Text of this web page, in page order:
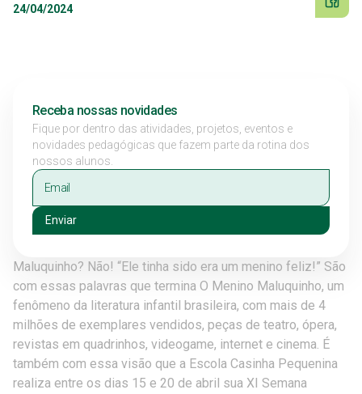
24/04/2024
Receba nossas novidades
Fique por dentro das atividades, projetos, eventos e
novidades pedagógicas que fazem parte da rotina dos
nossos alunos.
Enviar
Maluquinho? Não! “Ele tinha sido era um menino feliz!” São
com essas palavras que termina O Menino Maluquinho, um
fenômeno da literatura infantil brasileira, com mais de 4
milhões de exemplares vendidos, peças de teatro, ópera,
revistas em quadrinhos, videogame, internet e cinema. É
também com essa visão que a Escola Casinha Pequenina
realiza entre os dias 15 e 20 de abril sua XI Semana